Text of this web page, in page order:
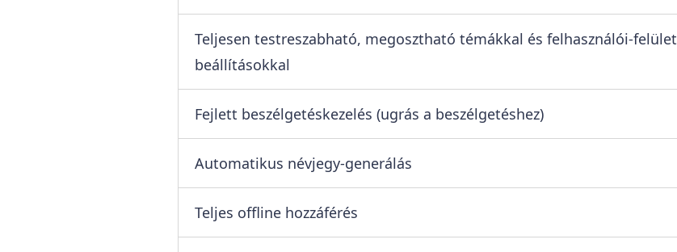
Teljesen testreszabható, megosztható témákkal és felhasználói-felület
beállításokkal
Fejlett beszélgetéskezelés (ugrás a beszélgetéshez)
Automatikus névjegy-generálás
Teljes offline hozzáférés